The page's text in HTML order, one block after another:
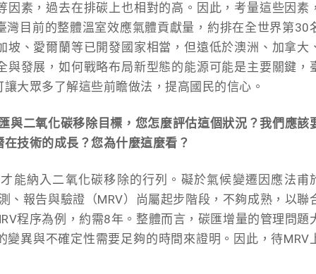
因素，過去在排碳上也相對的高。因此，考量這些因素
目前的整體溫室效應氣體貢獻量，約排在全世界第30
坡、愛爾蘭等已開發國家相當，但遠低於澳洲、加拿大
與發展，如何戰略布局新型態的能源可能是主要關鍵，
大眾多了解這些前瞻做法，提高國民的信心。
與二氧化碳移除目標，您怎麼評估這個狀況？我們應該
技術的成長？您為什麼這麼看？
能納入二氧化碳移除的行列。礙於氣候變遷因應法甫
、報告與驗證（MRV）尚屬起步階段，不夠成熟，以聯
程序為例，約需8年。整體而言，碳匯增量的管理問題
異與不確定性需要足夠的時間來證明。因此，待MRV